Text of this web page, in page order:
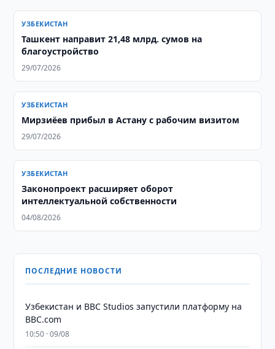
УЗБЕКИСТАН
​​​​​​​Ташкент направит 21,48 млрд. сумов на
благоустройство
29/07/2026
УЗБЕКИСТАН
Мирзиёев прибыл в Астану с рабочим визитом
29/07/2026
УЗБЕКИСТАН
Законопроект расширяет оборот
интеллектуальной собственности
04/08/2026
ПОСЛЕДНИЕ НОВОСТИ
Узбекистан и BBC Studios запустили платформу на
BBC.com
10:50 · 09/08